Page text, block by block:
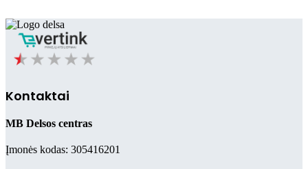
Kontaktai
MB Delsos centras
Įmonės kodas: 305416201